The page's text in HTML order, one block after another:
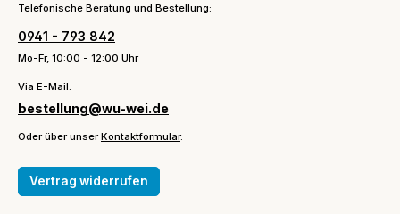
Telefonische Beratung und Bestellung:
0941 - 793 842
Mo-Fr, 10:00 - 12:00 Uhr
Via E-Mail:
bestellung@wu-wei.de
Oder über unserKontaktformular.
Vertrag widerrufen